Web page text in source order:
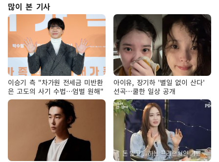
많이 본 기사
이승기 측 "차가원 전세금 미반환
은 고도의 사기 수법…엄벌 원해"
아이유, 장기하 '별일 없이 산다'
선곡…쿨한 일상 공개